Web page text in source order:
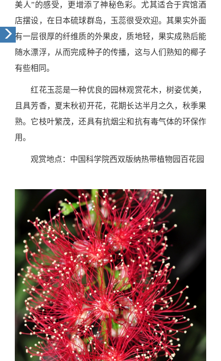
美人”的感受，更增添了神秘色彩。尤其适合于宾馆酒
店摆设，在日本硫球群岛，玉蕊很受欢迎。其果实外面
有一层很厚的纤维质的外果皮，质地轻，果实成熟后能
随水漂浮，从而完成种子的传播，这与人们熟知的椰子
有些相同。
红花玉蕊是一种优良的园林观赏花木，树姿优美，
且具芳香，夏末秋初开花，花期长达半月之久，秋季果
熟。它枝叶繁茂，还具有抗烟尘和抗有毒气体的环保作
用。
观赏地点：中国科学院西双版纳热带植物园百花园